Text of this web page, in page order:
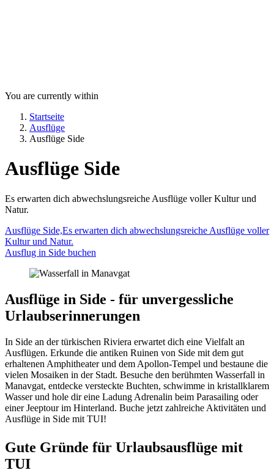
You are currently within
Startseite
Ausflüge
Ausflüge Side
Ausflüge Side
Es erwarten dich abwechslungsreiche Ausflüge voller Kultur und
Natur.
Ausflüge Side,Es erwarten dich abwechslungsreiche Ausflüge voller
Kultur und Natur.
Ausflug in Side buchen
Ausflüge in Side - für unvergessliche
Urlaubserinnerungen
In Side an der türkischen Riviera erwartet dich eine Vielfalt an
Ausflügen. Erkunde die antiken Ruinen von Side mit dem gut
erhaltenen Amphitheater und dem Apollon-Tempel und bestaune die
vielen Mosaiken in der Stadt. Besuche den berühmten Wasserfall in
Manavgat, entdecke versteckte Buchten, schwimme in kristallklarem
Wasser und hole dir eine Ladung Adrenalin beim Parasailing oder
einer Jeeptour im Hinterland. Buche jetzt zahlreiche Aktivitäten und
Ausflüge in Side mit TUI!
Gute Gründe für Urlaubsausflüge mit
TUI